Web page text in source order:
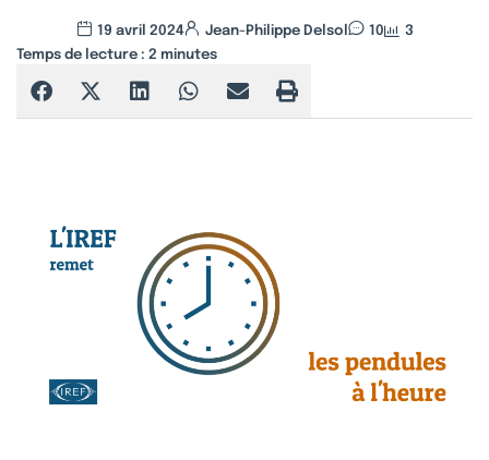
19 avril 2024 Jean-Philippe Delsol 10
3
Temps de lecture : 2 minutes